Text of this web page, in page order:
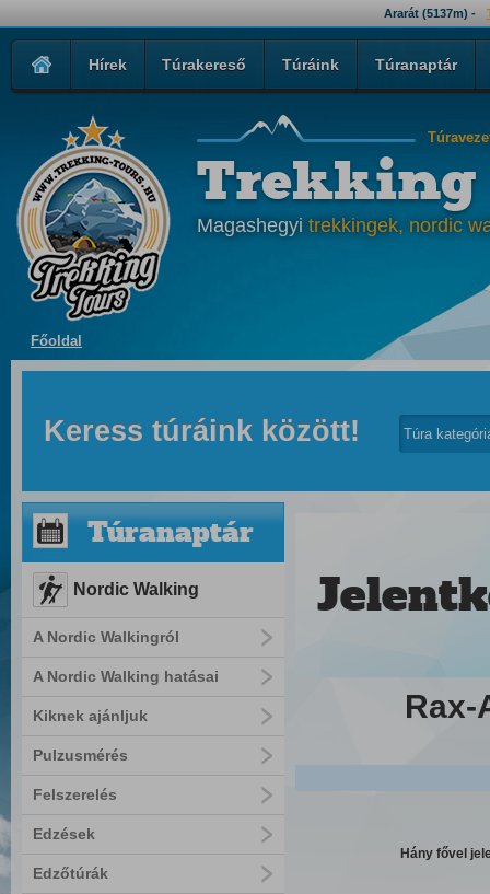
Ararát (5137m) -
Hírek Túrakereső Túráink Túranaptár
Trekking
Magashegyi trekkingek, nordic
Főoldal
Keress túráink között!
Túranaptár
Nordic Walking
A Nordic Walkingról
A Nordic Walking hatásai
Kiknek ajánljuk
Pulzusmérés
Felszerelés
Edzések
Edzőtúrák
Rax-
Hány fővel